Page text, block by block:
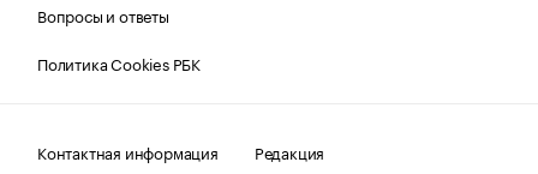
Вопросы и ответы
Политика Cookies РБК
Контактная информация
Редакция